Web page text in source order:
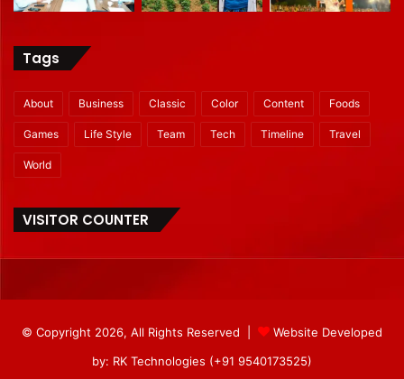
Tags
About Business Classic Color Content Foods
Games Life Style Team Tech Timeline Travel
World
VISITOR COUNTER
© Copyright 2026, All Rights Reserved |
Website Developed
by: RK Technologies (+91 9540173525)